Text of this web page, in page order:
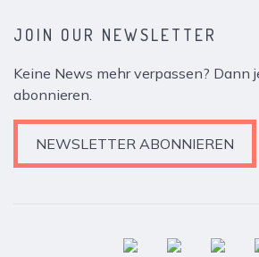
JOIN OUR NEWSLETTER
Keine News mehr verpassen? Dann
abonnieren.
NEWSLETTER ABONNIEREN